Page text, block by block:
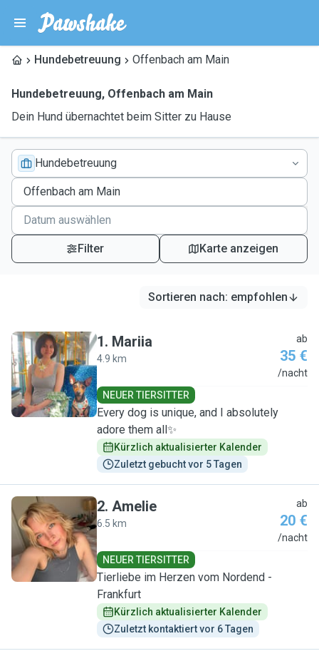
Hundebetreuung Offenbach am Main
Hundebetreuung, Offenbach am Main
Dein Hund übernachtet beim Sitter zu Hause
Hundebetreuung
Filter Karte anzeigen
Sortieren nach: empfohlen
M
1. Mariia
4.9 km
ab
35 €
/nacht
NEUER TIERSITTER
Every dog is unique, and I absolutely
adore them all✨
Kürzlich aktualisierter Kalender
Zuletzt gebucht vor 5 Tagen
A
2. Amelie
6.5 km
ab
20 €
/nacht
NEUER TIERSITTER
Tierliebe im Herzen vom Nordend -
Frankfurt
Kürzlich aktualisierter Kalender
Zuletzt kontaktiert vor 6 Tagen